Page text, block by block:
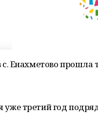
Енахметово прошла
третий год